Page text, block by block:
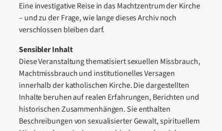
Eine investigative Reise in das Machtzentrum der Kirche
– und zu der Frage, wie lange dieses Archiv noch
verschlossen bleiben darf.
Sensibler Inhalt
Diese Veranstaltung thematisiert sexuellen Missbrauch,
Machtmissbrauch und institutionelles Versagen
innerhalb der katholischen Kirche. Die dargestellten
Inhalte beruhen auf realen Erfahrungen, Berichten und
historischen Zusammenhängen. Sie enthalten
Beschreibungen von sexualisierter Gewalt, spirituellem